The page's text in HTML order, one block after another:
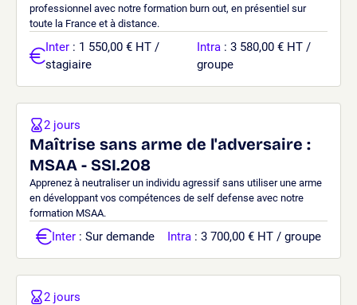
professionnel avec notre formation burn out, en présentiel sur
toute la France et à distance.
Inter : 1 550,00 € HT /
stagiaire
Intra : 3 580,00 € HT /
groupe
Maîtrise sans arme de l'adversaire :
MSAA - SSI.208
Apprenez à neutraliser un individu agressif sans utiliser une arme
en développant vos compétences de self defense avec notre
formation MSAA.
2 jours
Inter : Sur demande Intra : 3 700,00 € HT / groupe
2 jours